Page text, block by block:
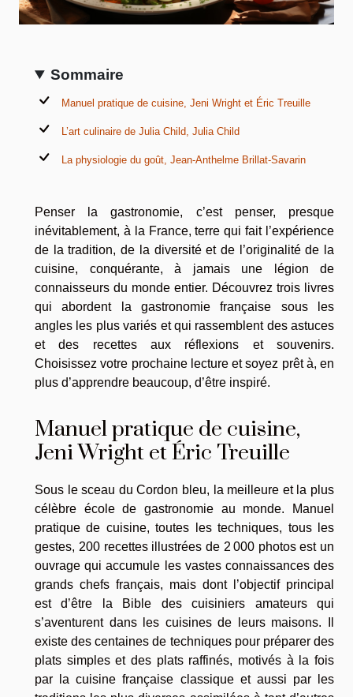
Sommaire
Manuel pratique de cuisine, Jeni Wright et Éric Treuille
L’art culinaire de Julia Child, Julia Child
La physiologie du goût, Jean-Anthelme Brillat-Savarin
Penser la gastronomie, c’est penser, presque
inévitablement, à la France, terre qui fait l’expérience
de la tradition, de la diversité et de l’originalité de la
cuisine, conquérante, à jamais une légion de
connaisseurs du monde entier. Découvrez trois livres
qui abordent la gastronomie française sous les
angles les plus variés et qui rassemblent des astuces
et des recettes aux réflexions et souvenirs.
Choisissez votre prochaine lecture et soyez prêt à, en
plus d’apprendre beaucoup, d’être inspiré.
Manuel pratique de cuisine,
Jeni Wright et Éric Treuille
Sous le sceau du Cordon bleu, la meilleure et la plus
célèbre école de gastronomie au monde. Manuel
pratique de cuisine, toutes les techniques, tous les
gestes, 200 recettes illustrées de 2 000 photos est un
ouvrage qui accumule les vastes connaissances des
grands chefs français, mais dont l’objectif principal
est d’être la Bible des cuisiniers amateurs qui
s’aventurent dans les cuisines de leurs maisons. Il
existe des centaines de techniques pour préparer des
plats simples et des plats raffinés, motivés à la fois
par la cuisine française classique et aussi par les